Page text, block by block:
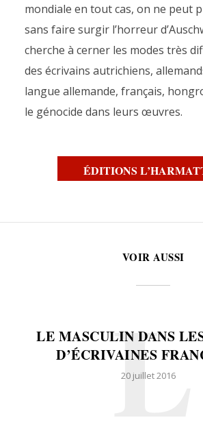
mondiale en tout cas, on ne peut
sans faire surgir l’horreur
cherche à cerner les modes très
des écrivains autrichiens,
langue allemande, français,
le génocide dans leurs œuvres.
ÉDITIONS
VOIR AUSSI
LE MASCULIN DANS
D’ÉCRIVAINES
20 juillet 2016
L